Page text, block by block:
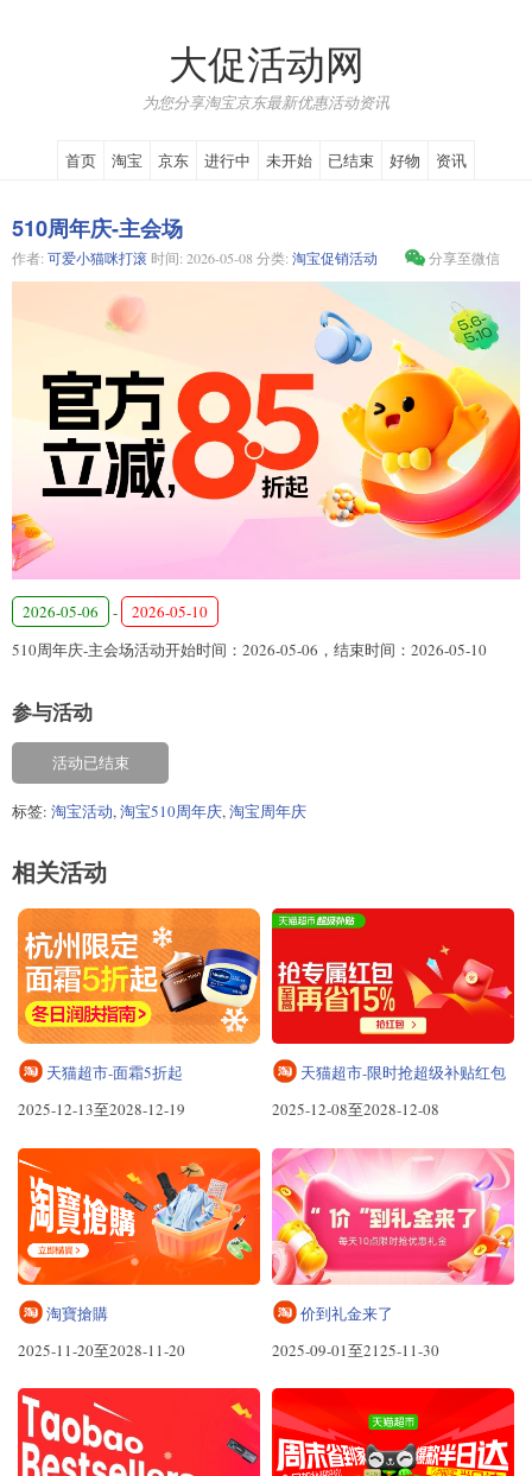
大促活动网
为您分享淘宝京东最新优惠活动资讯
首页 淘宝 京东 进行中 未开始 已结束 好物 资讯
510周年庆-主会场
作者: 可爱小猫咪打滚 时间: 2026-05-08 分类: 淘宝促销活动 分享至微信
2026-05-06 -
2026-05-10
510周年庆-主会场活动开始时间：2026-05-06，结束时间：2026-05-10
参与活动
活动已结束
标签: 淘宝活动, 淘宝510周年庆, 淘宝周年庆
相关活动
天猫超市-面霜5折起
2025-12-13至2028-12-19
天猫超市-限时抢超级补贴红包
2025-12-08至2028-12-08
淘寶搶購
2025-11-20至2028-11-20
价到礼金来了
2025-09-01至2125-11-30